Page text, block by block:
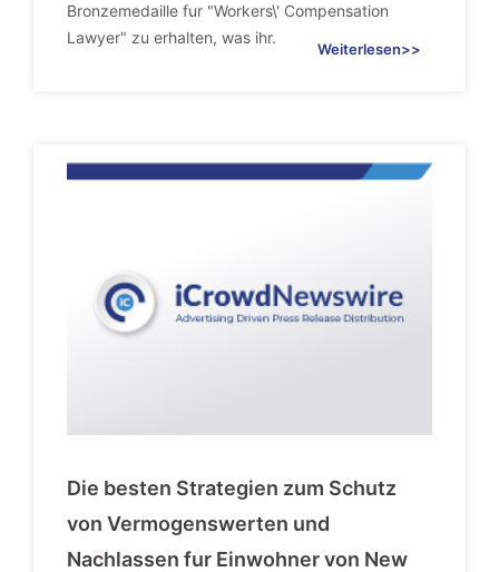
Bronzemedaille fur "Workers\' Compensation
Lawyer" zu erhalten, was ihr.
Weiterlesen>>
Die besten Strategien zum Schutz
von Vermogenswerten und
Nachlassen fur Einwohner von New